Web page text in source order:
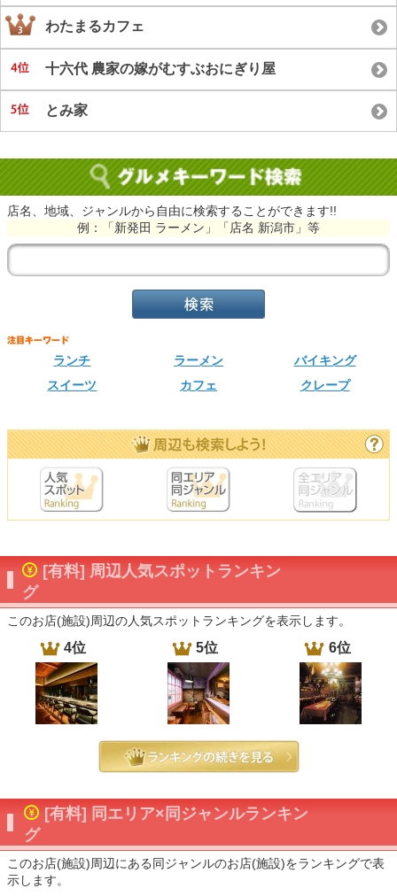
わたまるカフェ
十六代 農家の嫁がむすぶおにぎり屋
とみ家
店名、地域、ジャンルから自由に検索することができます!!
例：「新発田 ラーメン」「店名 新潟市」等
ランチ ラーメン
バイキング
スイーツ
カフェ クレープ
[有料] 周辺人気スポットランキン
グ
このお店(施設)周辺の人気スポットランキングを表示します。
4位 5位 6位
[有料] 同エリア×同ジャンルランキン
グ
このお店(施設)周辺にある同ジャンルのお店(施設)をランキングで表
示します。